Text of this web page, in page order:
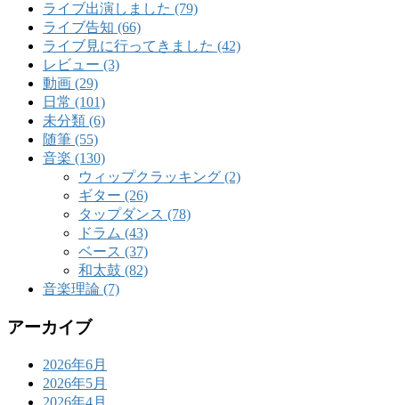
ライブ出演しました (79)
ライブ告知 (66)
ライブ見に行ってきました (42)
レビュー (3)
動画 (29)
日常 (101)
未分類 (6)
随筆 (55)
音楽 (130)
ウィップクラッキング (2)
ギター (26)
タップダンス (78)
ドラム (43)
ベース (37)
和太鼓 (82)
音楽理論 (7)
アーカイブ
2026年6月
2026年5月
2026年4月